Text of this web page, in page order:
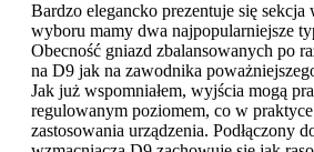
Bardzo elegancko prezentuje się
wyboru mamy dwa najpopularniejsze
Obecność gniazd zbalansowanych po
na D9 jak na zawodnika
Jak już wspomniałem, wyjścia mogą
regulowanym poziomem, co w praktyce
zastosowania urządzenia. Podłączony